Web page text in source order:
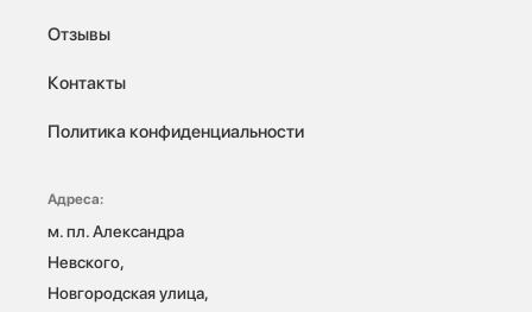
Отзывы
Контакты
Политика конфиденциальности
Адреса:
м. пл. Александра
Невского,
Новгородская улица,